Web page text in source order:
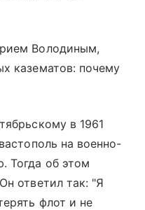
Володиным,
казематов: почему
в 1961
на военно-
Тогда об этом
ответил так: "Я
флот и не